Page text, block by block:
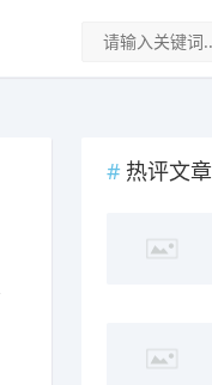
热评文章